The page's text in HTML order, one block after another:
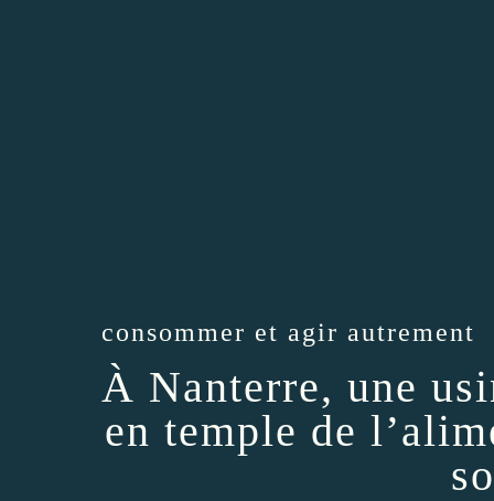
consommer et agir autrement
À Nanterre, une
en temple de